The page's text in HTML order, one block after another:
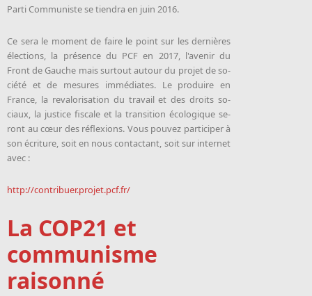
Par­ti Com­muniste se tien­dra en juin 2016.
Ce se­ra le mo­ment de faire le point sur les der­nières
élec­tions, la présence du PCF en 2017, l'avenir du
Front de Gauche mais sur­tout autour du pro­jet de so­
cié­té et de me­sures im­mé­diates. Le pro­duire en
France, la re­va­lo­ri­sa­tion du tra­vail et des droits so­
ciaux, la justice fiscale et la tran­si­tion éco­lo­gique se­
ront au cœur des ré­flexions. Vous pouvez participer à
son écri­ture, soit en nous contac­tant, soit sur inter­net
avec :
http://contri­buer.pro­jet.pcf.fr/
La COP21 et
communisme
raisonné